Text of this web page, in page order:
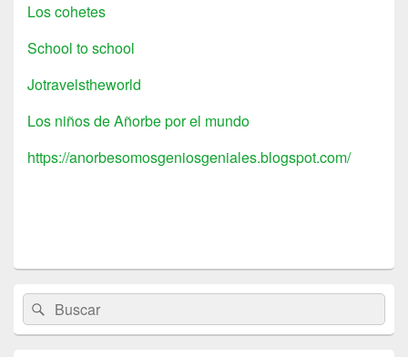
Los cohetes
School to school
Jotravelstheworld
Los niños de Añorbe por el mundo
https://anorbesomosgeniosgeniales.blogspot.com/
área
de
widget
Buscar
por:
Buscar